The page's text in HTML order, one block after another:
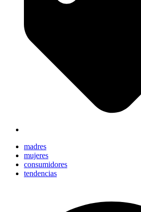
madres
mujeres
consumidores
tendencias